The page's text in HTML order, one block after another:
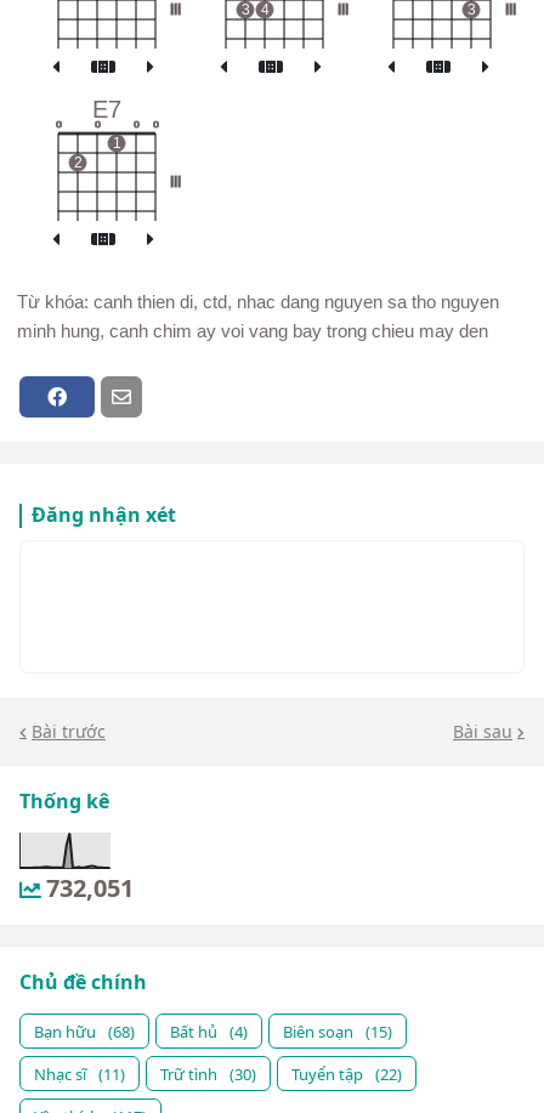
3 4
3
E7
o
2
o
1
o o
Từ khóa: canh thien di, ctd, nhac dang nguyen sa tho nguyen
minh hung, canh chim ay voi vang bay trong chieu may den
Đăng nhận xét
Bài trước Bài sau
Thống kê
732,051
Chủ đề chính
Bạn hữu (68) Bất hủ (4) Biên soạn
(15)
Nhạc sĩ (11) Trữ tình (30) Tuyển tập (22)